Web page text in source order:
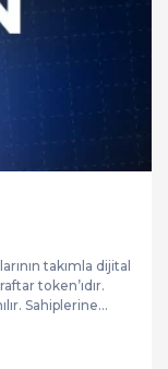
takımla dijital
token’ıdır.
Sahiplerine...